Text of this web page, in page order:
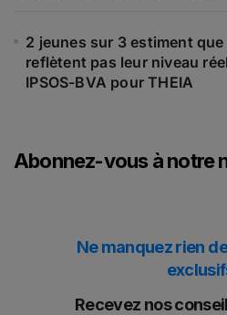
2 jeunes sur 3 estiment
reflètent pas leur niveau
IPSOS-BVA pour THEIA
Abonnez-vous à notre
Ne manquez rien
Recevez nos